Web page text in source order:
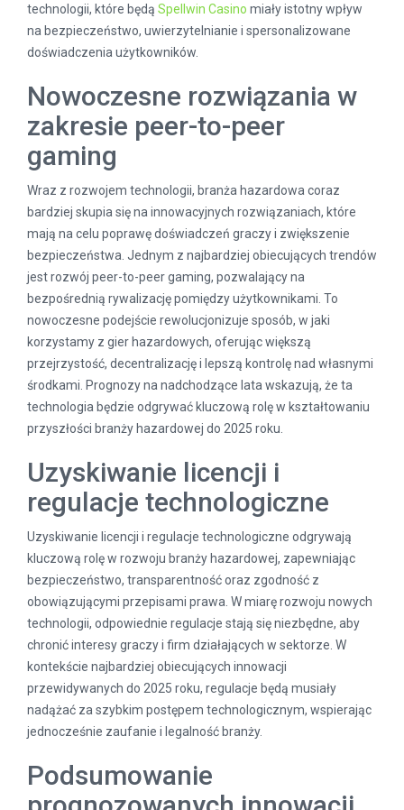
technologii, które będą Spellwin Casino miały istotny wpływ
na bezpieczeństwo, uwierzytelnianie i spersonalizowane
doświadczenia użytkowników.
Nowoczesne rozwiązania w
zakresie peer-to-peer
gaming
Wraz z rozwojem technologii, branża hazardowa coraz
bardziej skupia się na innowacyjnych rozwiązaniach, które
mają na celu poprawę doświadczeń graczy i zwiększenie
bezpieczeństwa. Jednym z najbardziej obiecujących trendów
jest rozwój peer-to-peer gaming, pozwalający na
bezpośrednią rywalizację pomiędzy użytkownikami. To
nowoczesne podejście rewolucjonizuje sposób, w jaki
korzystamy z gier hazardowych, oferując większą
przejrzystość, decentralizację i lepszą kontrolę nad własnymi
środkami. Prognozy na nadchodzące lata wskazują, że ta
technologia będzie odgrywać kluczową rolę w kształtowaniu
przyszłości branży hazardowej do 2025 roku.
Uzyskiwanie licencji i
regulacje technologiczne
Uzyskiwanie licencji i regulacje technologiczne odgrywają
kluczową rolę w rozwoju branży hazardowej, zapewniając
bezpieczeństwo, transparentność oraz zgodność z
obowiązującymi przepisami prawa. W miarę rozwoju nowych
technologii, odpowiednie regulacje stają się niezbędne, aby
chronić interesy graczy i firm działających w sektorze. W
kontekście najbardziej obiecujących innowacji
przewidywanych do 2025 roku, regulacje będą musiały
nadążać za szybkim postępem technologicznym, wspierając
jednocześnie zaufanie i legalność branży.
Podsumowanie